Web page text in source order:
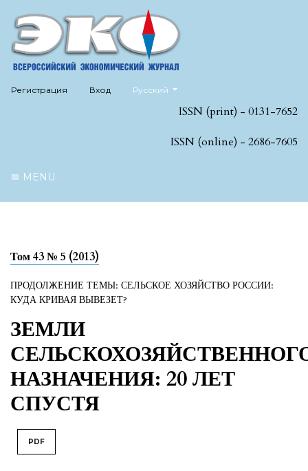
Регистрация Вход Русский
ISSN (print) - 0131-7652
ISSN (online) - 2686-7605
MENU
Том 43 № 5 (2013)
ПРОДОЛЖЕНИЕ ТЕМЫ: СЕЛЬСКОЕ ХОЗЯЙСТВО РОССИИ:
КУДА КРИВАЯ ВЫВЕЗЕТ?
ЗЕМЛИ
НАЗНАЧЕНИЯ: 20 ЛЕТ
СПУСТЯ
PDF